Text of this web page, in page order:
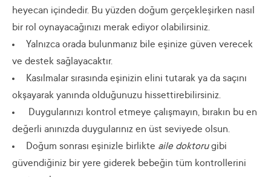
heyecan içindedir. Bu yüzden doğum gerçekleşirken nasıl
bir rol oynayacağınızı merak ediyor olabilirsiniz.
Yalnızca orada bulunmanız bile eşinize güven verecek
ve destek sağlayacaktır.
Kasılmalar sırasında eşinizin elini tutarak ya da saçını
okşayarak yanında olduğunuzu hissettirebilirsiniz.
Duygularınızı kontrol etmeye çalışmayın, bırakın bu en
değerli anınızda duygularınız en üst seviyede olsun.
Doğum sonrası eşinizle birlikte aile doktorugibi
güvendiğiniz bir yere giderek bebeğin tüm kontrollerini